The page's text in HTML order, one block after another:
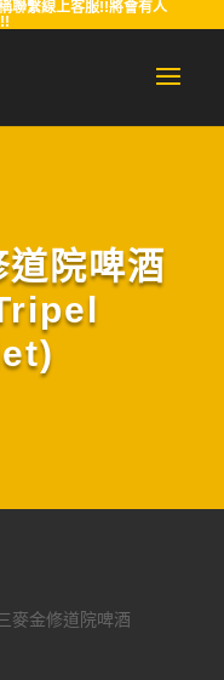
聯繫線上客服!!將會有人
院啤酒
麥金修道院啤酒